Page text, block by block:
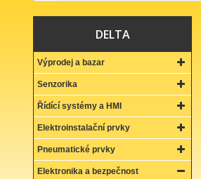
DELTA
Výprodej a bazar
Senzorika
Řídící systémy a HMI
Elektroinstalační prvky
Pneumatické prvky
Elektronika a bezpečnost